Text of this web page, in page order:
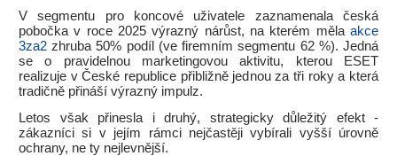
V segmentu pro koncové uživatele zaznamenala česká
pobočka v roce 2025 výrazný nárůst, na kterém měla akce
3za2 zhruba 50% podíl (ve firemním segmentu 62 %). Jedná
se o pravidelnou marketingovou aktivitu, kterou ESET
realizuje v České republice přibližně jednou za tři roky a která
tradičně přináší výrazný impulz.
Letos však přinesla i druhý, strategicky důležitý efekt -
zákazníci si v jejím rámci nejčastěji vybírali vyšší úrovně
ochrany, ne ty nejlevnější.